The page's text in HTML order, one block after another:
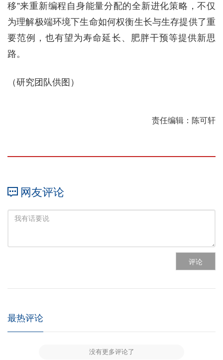
移”来重新编程自身能量分配的全新进化策略，不仅
为理解极端环境下生命如何权衡生长与生存提供了重
要范例，也有望为寿命延长、肥胖干预等提供新思
路。
（研究团队供图）
责任编辑：陈可轩
网友评论
评论
最热评论
没有更多评论了